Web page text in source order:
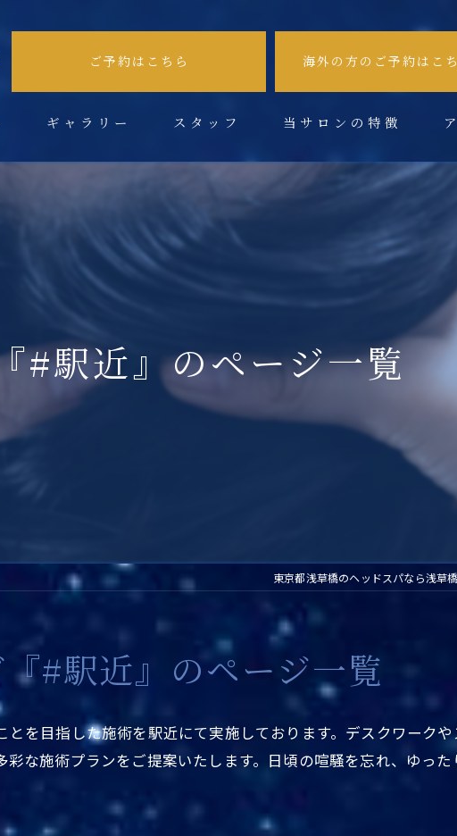
ご予約はこちら 海外の方のご予約はこ
ギャラリー スタッフ 当サロンの特徴
不眠症
ドライヘッドスパ
#駅近』のページ一覧
東京都浅草橋のヘッドスパなら浅草
#駅近』のページ一覧
を目指した施術を駅近にて実施しております。デスクワーク
な施術プランをご提案いたします。日頃の喧騒を忘れ、ゆっ